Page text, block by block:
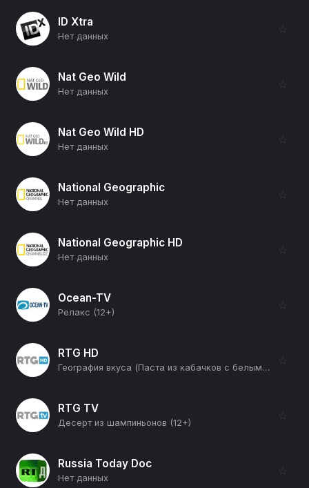
ID Xtra
Нет данных
☆
Nat Geo Wild
Нет данных
☆
Nat Geo Wild HD
Нет данных
☆
National Geographic
Нет данных
☆
National Geographic HD
Нет данных
☆
Ocean-TV
Релакс (12+)
☆
RTG HD
География вкуса (Паста из кабачков с белыми грибами и тыквенным кремом) (12+)
☆
RTG TV
Десерт из шампиньонов (12+)
☆
Russia Today Doc
Нет данных
☆